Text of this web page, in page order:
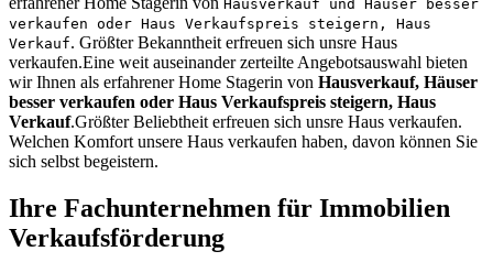
Hausverkauf und Häuser besser
verkaufen oder Haus Verkaufspreis steigern, Haus
Verkauf. Größter Bekanntheit erfreuen sich unsre Haus
verkaufen.Eine weit auseinander zerteilte Angebotsauswahl bieten
wir Ihnen als erfahrener Home Stagerin von Hausverkauf, Häuser
besser verkaufen oder Haus Verkaufspreis steigern, Haus
Verkauf.Größter Beliebtheit erfreuen sich unsre Haus verkaufen.
Welchen Komfort unsere Haus verkaufen haben, davon können Sie
sich selbst begeistern.
Ihre Fachunternehmen für Immobilien
Verkaufsförderung